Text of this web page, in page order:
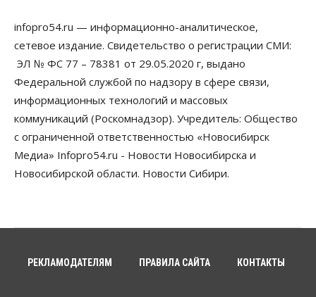
infopro54.ru — информационно-аналитическое,
сетевое издание. Свидетельство о регистрации СМИ:
ЭЛ № ФС 77 – 78381 от 29.05.2020 г, выдано
Федеральной службой по надзору в сфере связи,
информационных технологий и массовых
коммуникаций (Роскомнадзор). Учредитель: Общество
с ограниченной ответственностью «Новосибирск
Медиа» Infopro54.ru - Новости Новосибирска и
Новосибирской области. Новости Сибири.
РЕКЛАМОДАТЕЛЯМ ПРАВИЛА САЙТА КОНТАКТЫ